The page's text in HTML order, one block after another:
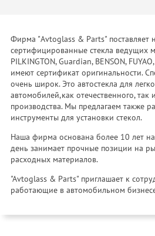
Фирма "Avtoglass & Parts" поставляет
сертифицированные стекла ведущих
PILKINGTON, Guardian, BENSON,
имеют сертификат оригинальности.
очень широк. Это автостекла для
автомобилей,как отечественного, так
производства. Мы предлагаем также
инструменты для установки стекол.
Наша фирма основана более 10 лет
день занимает прочные позиции на
расходных материалов.
"Avtoglass & Parts" приглашает к
работающие в автомобильном